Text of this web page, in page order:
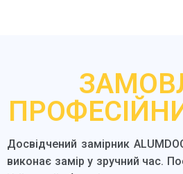
Досвідчений замірник
виконає замір у зручний час.